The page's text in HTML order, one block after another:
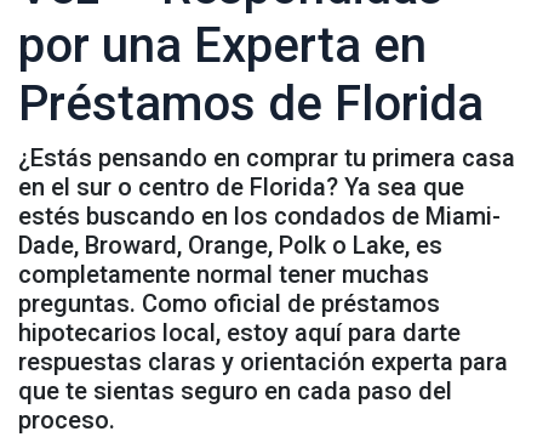
por una Experta en
Préstamos de Florida
¿Estás pensando en comprar tu primera casa
en el sur o centro de Florida? Ya sea que
estés buscando en los condados de Miami-
Dade, Broward, Orange, Polk o Lake, es
completamente normal tener muchas
preguntas. Como oficial de préstamos
hipotecarios local, estoy aquí para darte
respuestas claras y orientación experta para
que te sientas seguro en cada paso del
proceso.